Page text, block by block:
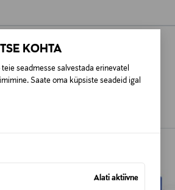
KOHTA
seadmesse salvestada erinevatel
Saate oma küpsiste seadeid igal
Alati aktiivne
4,90 €alates kauba kättesaamisest.
ja loodustooted peavad olema